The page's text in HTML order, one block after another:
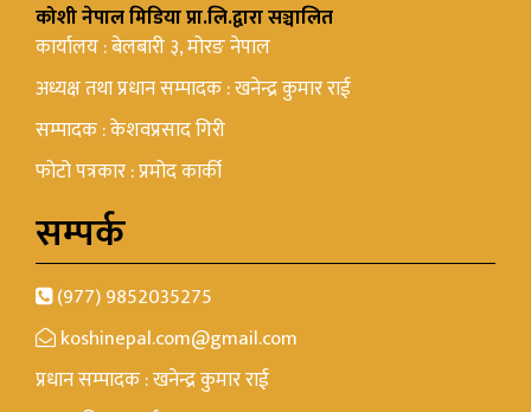
कोशी नेपाल मिडिया प्रा.लि.द्वारा सञ्चालित
कार्यालय : बेलबारी ३, मोरङ नेपाल
अध्यक्ष तथा प्रधान सम्पादक : खनेन्द्र कुमार राई
सम्पादक : केशवप्रसाद गिरी
फोटो पत्रकार : प्रमोद कार्की
सम्पर्क
(977) 9852035275
koshinepal.com@gmail.com
प्रधान सम्पादक : खनेन्द्र कुमार राई